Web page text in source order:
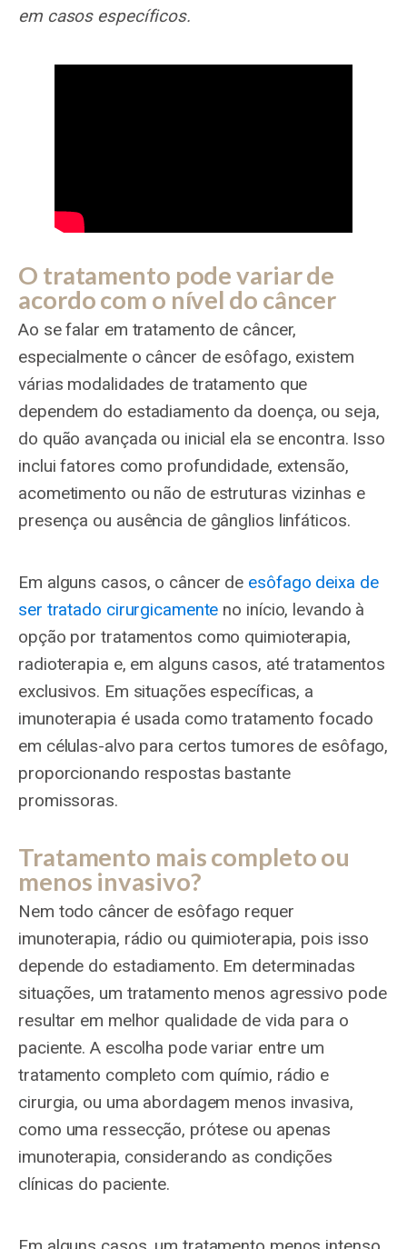
em casos específicos.
O tratamento pode variar de
acordo com o nível do câncer
Ao se falar em tratamento de câncer,
especialmente o câncer de esôfago, existem
várias modalidades de tratamento que
dependem do estadiamento da doença, ou seja,
do quão avançada ou inicial ela se encontra. Isso
inclui fatores como profundidade, extensão,
acometimento ou não de estruturas vizinhas e
presença ou ausência de gânglios linfáticos.
Em alguns casos, o câncer de esôfago deixa de
ser tratado cirurgicamente no início, levando à
opção por tratamentos como quimioterapia,
radioterapia e, em alguns casos, até tratamentos
exclusivos. Em situações específicas, a
imunoterapia é usada como tratamento focado
em células-alvo para certos tumores de esôfago,
proporcionando respostas bastante
promissoras.
Tratamento mais completo ou
menos invasivo?
Nem todo câncer de esôfago requer
imunoterapia, rádio ou quimioterapia, pois isso
depende do estadiamento. Em determinadas
situações, um tratamento menos agressivo pode
resultar em melhor qualidade de vida para o
paciente. A escolha pode variar entre um
tratamento completo com químio, rádio e
cirurgia, ou uma abordagem menos invasiva,
como uma ressecção, prótese ou apenas
imunoterapia, considerando as condições
clínicas do paciente.